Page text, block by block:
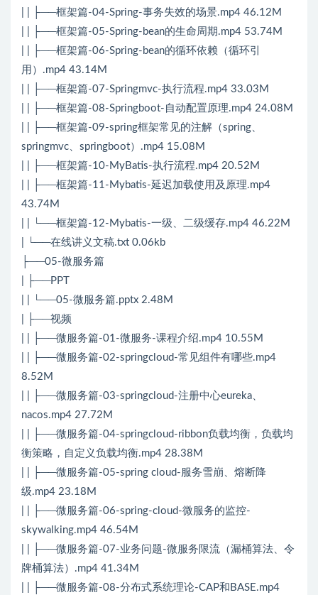
| | ├──框架篇-04-Spring-事务失效的场景.mp4 46.12M
| | ├──框架篇-05-Spring-bean的生命周期.mp4 53.74M
| | ├──框架篇-06-Spring-bean的循环依赖（循环引
用）.mp4 43.14M
| | ├──框架篇-07-Springmvc-执行流程.mp4 33.03M
| | ├──框架篇-08-Springboot-自动配置原理.mp4 24.08M
| | ├──框架篇-09-spring框架常见的注解（spring、
springmvc、springboot）.mp4 15.08M
| | ├──框架篇-10-MyBatis-执行流程.mp4 20.52M
| | ├──框架篇-11-Mybatis-延迟加载使用及原理.mp4
43.74M
| | └──框架篇-12-Mybatis-一级、二级缓存.mp4 46.22M
| └──在线讲义文稿.txt 0.06kb
├──05-微服务篇
| ├──PPT
| | └──05-微服务篇.pptx 2.48M
| ├──视频
| | ├──微服务篇-01-微服务-课程介绍.mp4 10.55M
| | ├──微服务篇-02-springcloud-常见组件有哪些.mp4
8.52M
| | ├──微服务篇-03-springcloud-注册中心eureka、
nacos.mp4 27.72M
| | ├──微服务篇-04-springcloud-ribbon负载均衡，负载均
衡策略，自定义负载均衡.mp4 28.38M
| | ├──微服务篇-05-spring cloud-服务雪崩、熔断降
级.mp4 23.18M
| | ├──微服务篇-06-spring-cloud-微服务的监控-
skywalking.mp4 46.54M
| | ├──微服务篇-07-业务问题-微服务限流（漏桶算法、令
牌桶算法）.mp4 41.34M
| | ├──微服务篇-08-分布式系统理论-CAP和BASE.mp4